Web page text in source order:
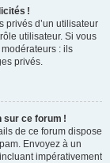
!
privés d’un utilisateur
utilisateur. Si vous
: ils
privés.
sur ce forum !
de ce forum dispose
Envoyez à un
impérativement